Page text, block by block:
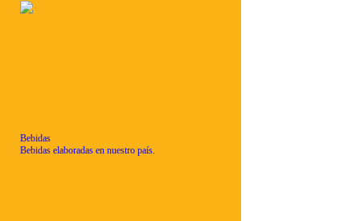
Bebidas
Bebidas elaboradas en nuestro país.